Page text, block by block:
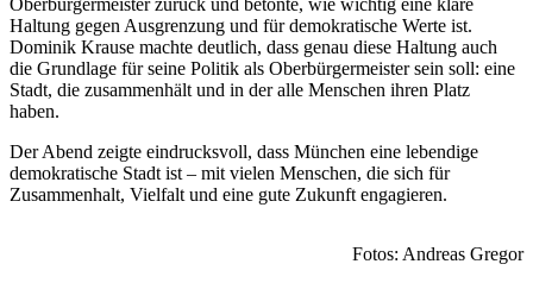
Oberbürgermeister zurück und betonte, wie wichtig eine klare
Haltung gegen Ausgrenzung und für demokratische Werte ist.
Dominik Krause machte deutlich, dass genau diese Haltung auch
die Grundlage für seine Politik als Oberbürgermeister sein soll: eine
Stadt, die zusammenhält und in der alle Menschen ihren Platz
haben.
Der Abend zeigte eindrucksvoll, dass München eine lebendige
demokratische Stadt ist – mit vielen Menschen, die sich für
Zusammenhalt, Vielfalt und eine gute Zukunft engagieren.
Fotos: Andreas Gregor